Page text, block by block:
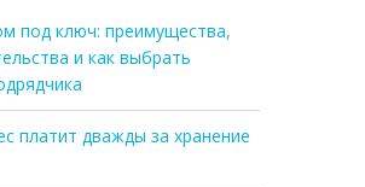
под ключ: преимущества,
и как выбрать
платит дважды за хранение